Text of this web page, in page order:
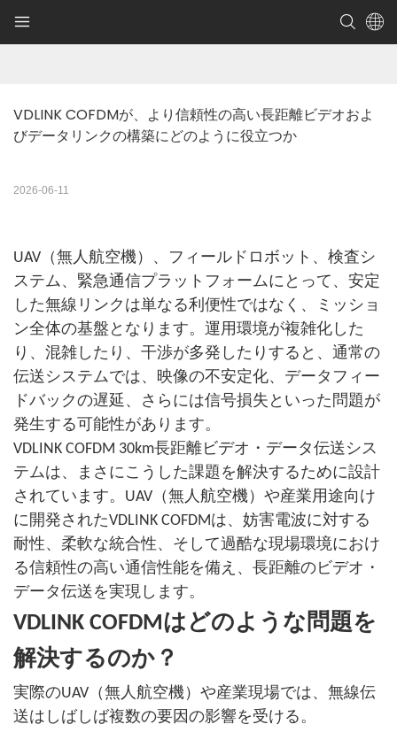
VDLINK COFDMが、より信頼性の高い長距離ビデオおよ
びデータリンクの構築にどのように役立つか
2026-06-11
UAV（無人航空機）、フィールドロボット、検査シ
ステム、緊急通信プラットフォームにとって、安定
した無線リンクは単なる利便性ではなく、ミッショ
ン全体の基盤となります。運用環境が複雑化した
り、混雑したり、干渉が多発したりすると、通常の
伝送システムでは、映像の不安定化、データフィー
ドバックの遅延、さらには信号損失といった問題が
発生する可能性があります。
VDLINK COFDM 30km長距離ビデオ・データ伝送シス
テムは、まさにこうした課題を解決するために設計
されています。UAV（無人航空機）や産業用途向け
に開発されたVDLINK COFDMは、妨害電波に対する
耐性、柔軟な統合性、そして過酷な現場環境におけ
る信頼性の高い通信性能を備え、長距離のビデオ・
データ伝送を実現します。
VDLINK COFDMはどのような問題を
解決するのか？
実際のUAV（無人航空機）や産業現場では、無線伝
送はしばしば複数の要因の影響を受ける。